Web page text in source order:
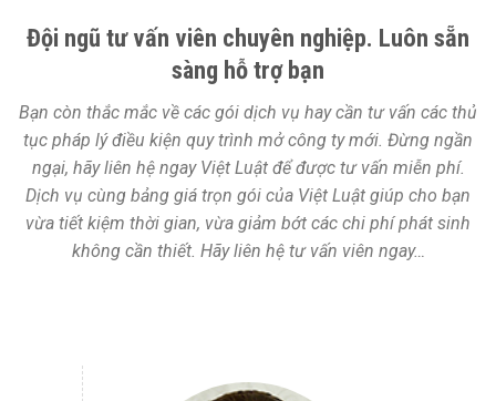
Đội ngũ tư vấn viên chuyên nghiệp. Luôn sẵn
sàng hỗ trợ bạn
Bạn còn thắc mắc về các gói dịch vụ hay cần tư vấn các thủ
tục pháp lý điều kiện quy trình mở công ty mới. Đừng ngần
ngại, hãy liên hệ ngay Việt Luật để được tư vấn miễn phí.
Dịch vụ cùng bảng giá trọn gói của Việt Luật giúp cho bạn
vừa tiết kiệm thời gian, vừa giảm bớt các chi phí phát sinh
không cần thiết. Hãy liên hệ tư vấn viên ngay…